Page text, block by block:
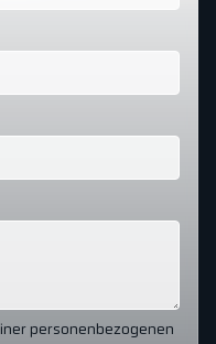
personenbezogenen